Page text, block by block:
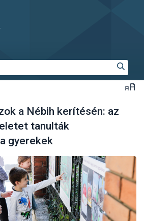
a Nébih kerítésén: az
tanulták
gyerekek